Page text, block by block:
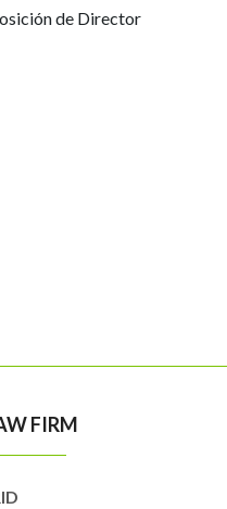
de Director
FIRM